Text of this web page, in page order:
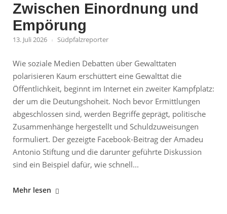
Zwischen Einordnung und
Empörung
13. Juli 2026 Südpfalzreporter
Wie soziale Medien Debatten über Gewalttaten
polarisieren Kaum erschüttert eine Gewalttat die
Öffentlichkeit, beginnt im Internet ein zweiter Kampfplatz:
der um die Deutungshoheit. Noch bevor Ermittlungen
abgeschlossen sind, werden Begriffe geprägt, politische
Zusammenhänge hergestellt und Schuldzuweisungen
formuliert. Der gezeigte Facebook-Beitrag der Amadeu
Antonio Stiftung und die darunter geführte Diskussion
sind ein Beispiel dafür, wie schnell...
"Zwischen
Mehr lesen